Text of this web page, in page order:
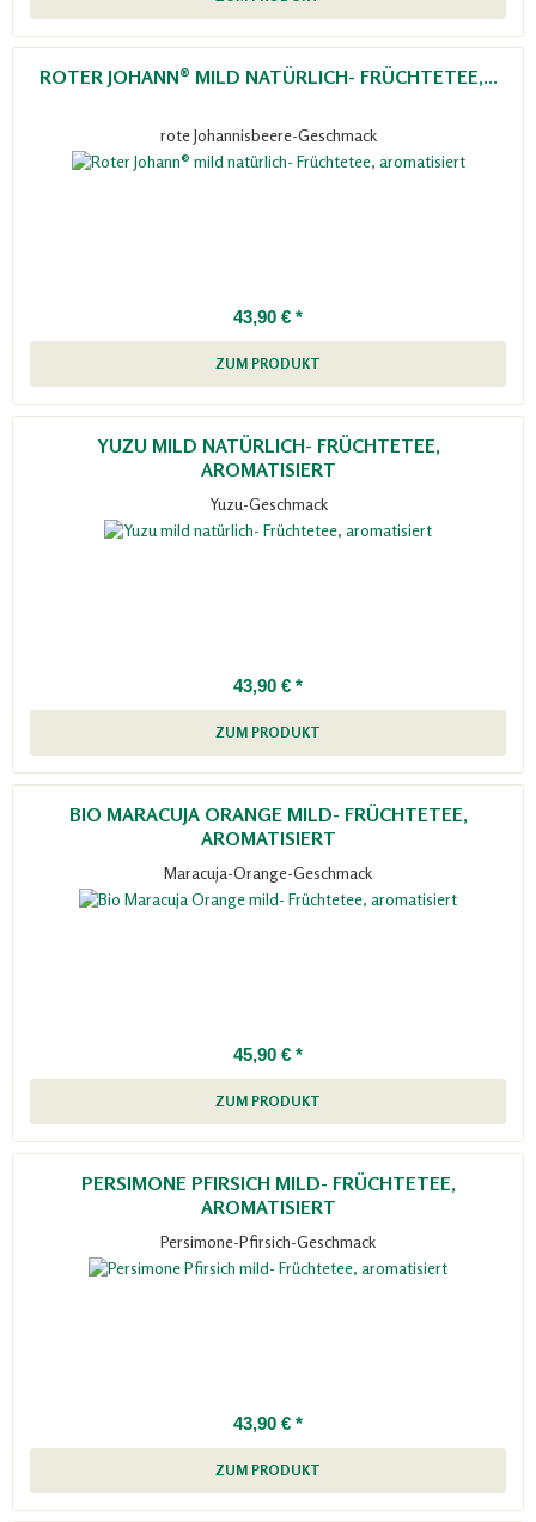
ROTER JOHANN® MILD NATÜRLICH- FRÜCHTETEE,...
rote Johannisbeere-Geschmack
43,90 € *
ZUM PRODUKT
YUZU MILD NATÜRLICH- FRÜCHTETEE,
AROMATISIERT
Yuzu-Geschmack
43,90 € *
ZUM PRODUKT
BIO MARACUJA ORANGE MILD- FRÜCHTETEE,
AROMATISIERT
Maracuja-Orange-Geschmack
45,90 € *
ZUM PRODUKT
PERSIMONE PFIRSICH MILD- FRÜCHTETEE,
AROMATISIERT
Persimone-Pfirsich-Geschmack
43,90 € *
ZUM PRODUKT